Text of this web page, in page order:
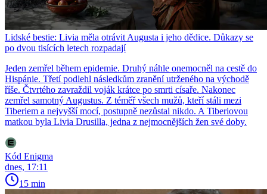
Lidské bestie: Livia měla otrávit Augusta i jeho dědice. Důkazy se
po dvou tisících letech rozpadají
Jeden zemřel během epidemie. Druhý náhle onemocněl na cestě do
Hispánie. Třetí podlehl následkům zranění utrženého na východě
říše. Čtvrtého zavraždil voják krátce po smrti císaře. Nakonec
zemřel samotný Augustus. Z téměř všech mužů, kteří stáli mezi
Tiberiem a nejvyšší mocí, postupně nezůstal nikdo. A Tiberiovou
matkou byla Livia Drusilla, jedna z nejmocnějších žen své doby.
Kód Enigma
dnes, 17:11
15 min